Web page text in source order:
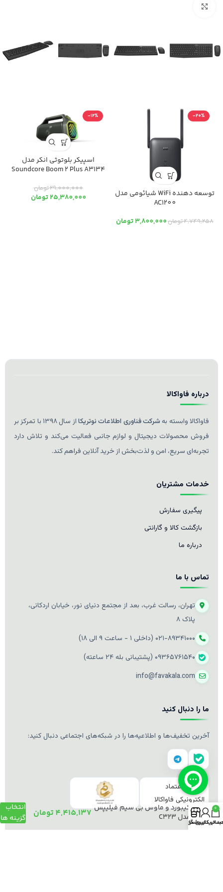
-20%
توسعه دهنده WiFi شیائومی مدل
AC1200
4,749,258تومان3,800,000تومان
-12%
اسپیکر بلوتوثی انکر مدل
Soundcore Boom 2 Plus A3134
29,000,000تومان
25,380,000 تومان
درباره فاواکالا
فاواکالا وابسته به شرکت فناوری اطلاعات نوتریکا
از سال ۱۳۹۸ با تمرکز بر
فروش محصولات دیجیتال و لوازم جانبی فعالیت می‌کند و تلاش دارد
تجربه‌ای سریع، امن و لذت‌بخش از خرید آنلاین فراهم کند.
خدمات مشتریان
پیگیری سفارش
بازگشت کالا و گارانتی
درباره ما
تماس با ما
تهران، رسالت غرب، بعد از مجتمع دنیای نور، خیابان اردکانی،
پلاک ۸
۰۲۱-۸۹۳۴۱۰۰۰ (داخلی ۱ - ساعت ۹ الی ۱۸)
۰۹۳۶۵۷۶۱۵۴۰ (پشتیبانی بله ۲۴ ساعته)
info@favakala.com
ما را دنبال کنید
آخرین تخفیف‌ها و اطلاعیه‌ها را در شبکه‌های اجتماعی دنبال کنید:
کیبورد و ماوس بی سیم فیلیپس
مدل C323
4,415,137 تومان
انتخاب
گزینه ها
0
خریدکاربری من
فروشگاه